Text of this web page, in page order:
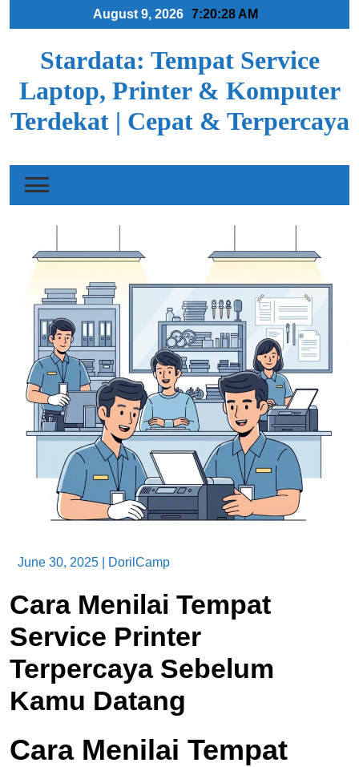
August 9, 2026 7:20:29 AM
Stardata: Tempat Service
Laptop, Printer & Komputer
Terdekat | Cepat & Terpercaya
June 30, 2025 DorilCamp
Cara Menilai Tempat
Service Printer
Terpercaya Sebelum
Kamu Datang
Cara Menilai Tempat